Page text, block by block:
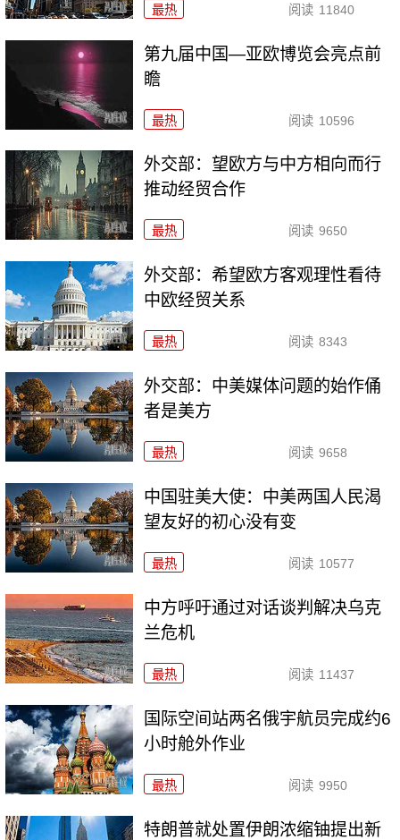
最热 阅读 11840
第九届中国—亚欧博览会亮点前
瞻
最热 阅读 10596
外交部：望欧方与中方相向而行
推动经贸合作
最热 阅读 9650
外交部：希望欧方客观理性看待
中欧经贸关系
最热 阅读 8343
外交部：中美媒体问题的始作俑
者是美方
最热 阅读 9658
中国驻美大使：中美两国人民渴
望友好的初心没有变
最热 阅读 10577
中方呼吁通过对话谈判解决乌克
兰危机
最热 阅读 11437
国际空间站两名俄宇航员完成约6
小时舱外作业
最热 阅读 9950
特朗普就处置伊朗浓缩铀提出新